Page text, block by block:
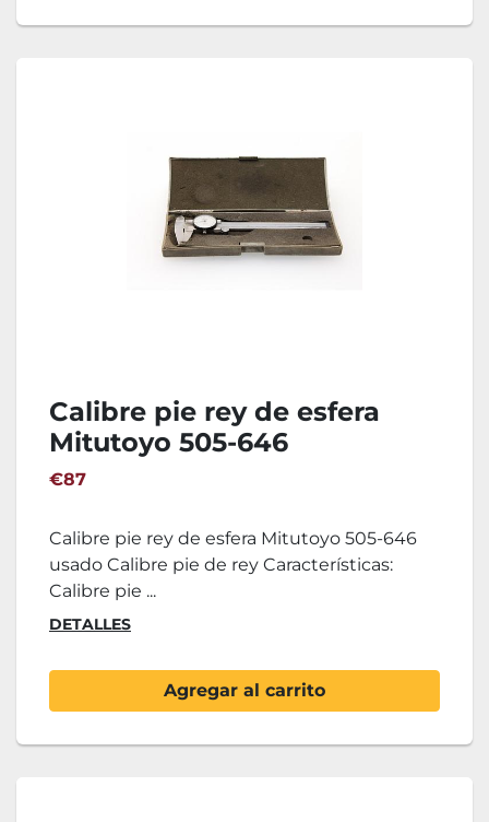
Calibre pie rey de esfera
Mitutoyo 505-646
€87
Calibre pie rey de esfera Mitutoyo 505-646
usado Calibre pie de rey Características:
Calibre pie ...
DETALLES
Agregar al carrito